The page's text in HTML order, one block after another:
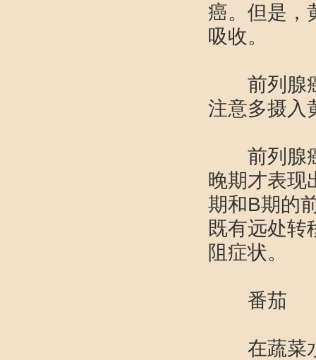
癌。但是，
吸收。
前列腺癌
注意多摄入
前列腺癌
晚期才表现
期和B期的
既有远处转
阻症状。
番茄
在蔬菜水